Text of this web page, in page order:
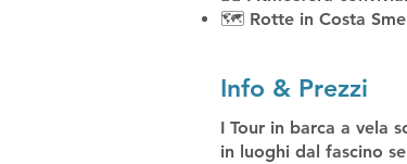
🗺️ Rotte in Costa
Info & Prezzi
I Tour in barca a vela
in luoghi dal fascino